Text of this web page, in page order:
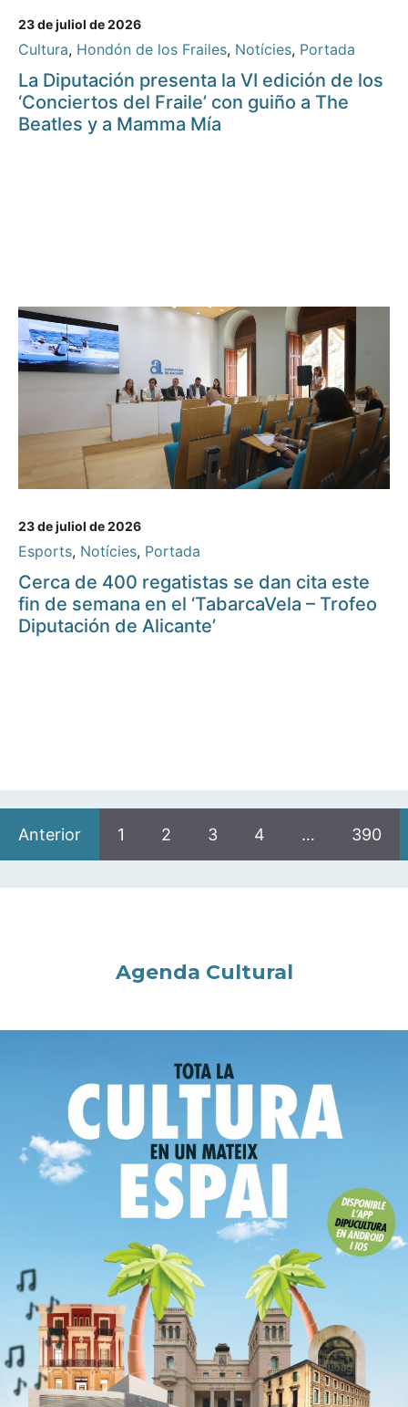
23 de juliol de 2026
Cultura, Hondón de los Frailes, Notícies, Portada
La Diputación presenta la VI edición de los
‘Conciertos del Fraile’ con guiño a The
Beatles y a Mamma Mía
23 de juliol de 2026
Esports, Notícies, Portada
Cerca de 400 regatistas se dan cita este
fin de semana en el ‘TabarcaVela – Trofeo
Diputación de Alicante’
Anterior 1 2 3 4 … 390
Agenda Cultural